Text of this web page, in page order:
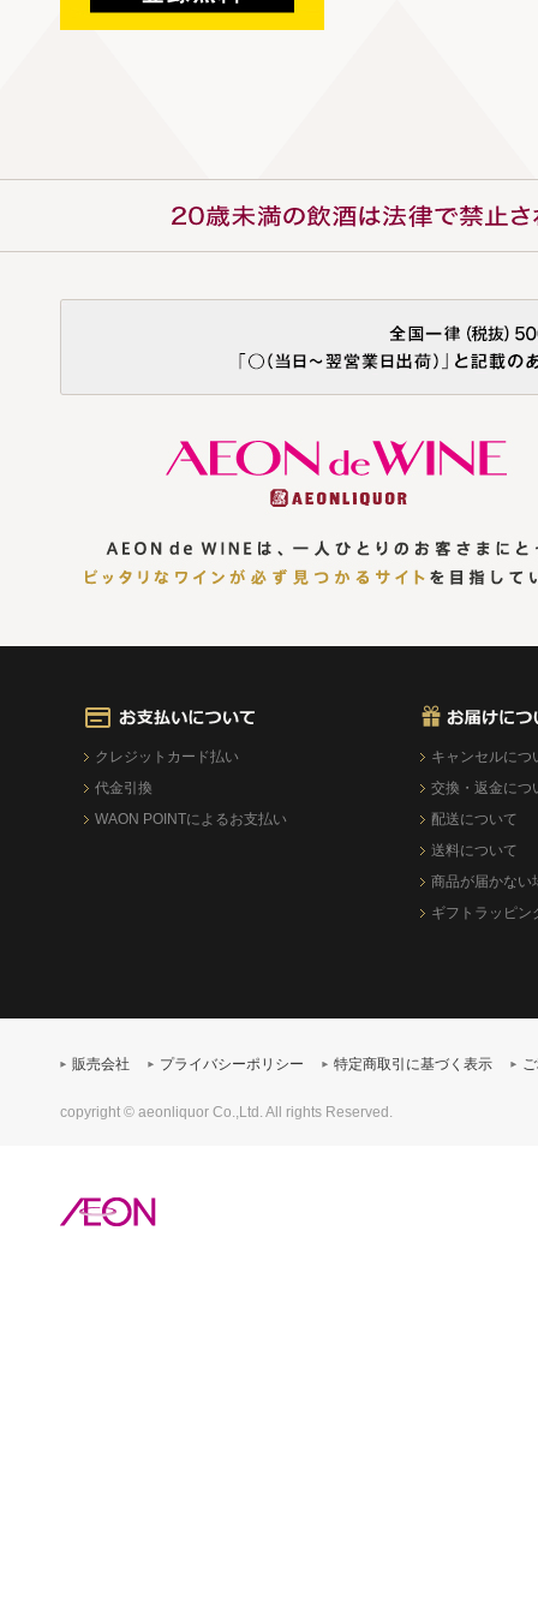
クレジットカード払い
代金引換
WAON POINTによるお支払い
キャンセルにつ
交換・返金につ
配送について
送料について
商品が届かない
ギフトラッピン
販売会社 プライバシーポリシー 特定商取引に基づく表示
copyright © aeonliquor Co.,Ltd. All rights Reserved.